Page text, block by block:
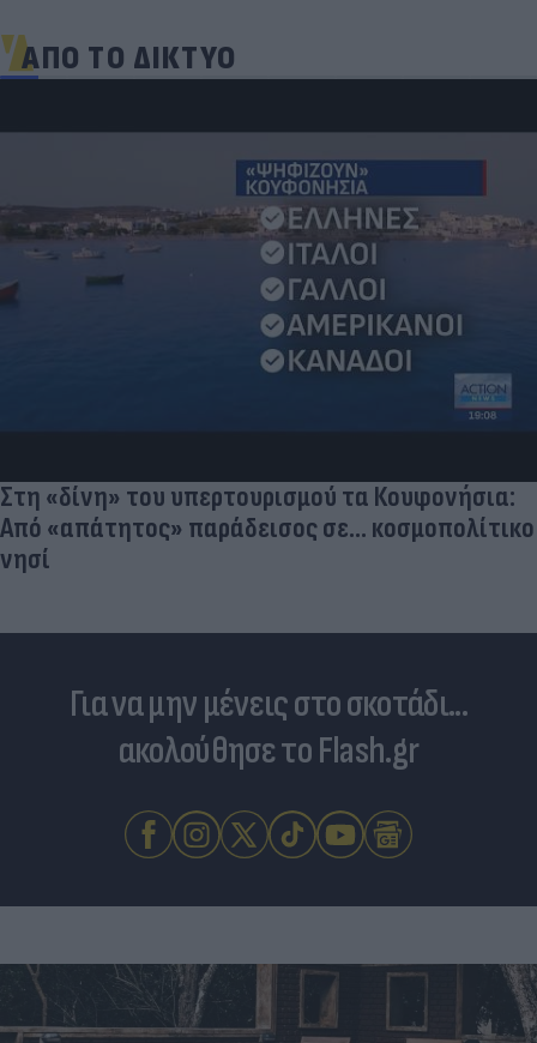
ΑΠΟ ΤΟ ΔΙΚΤΥΟ
επενδύσεις, Airbnb & δόμηση - Ποιες οι
Για να μην μένεις στο σκοτάδι...
ακολούθησε το Flash.gr